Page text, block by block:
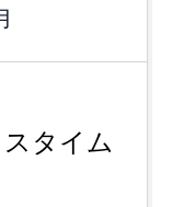
タイム